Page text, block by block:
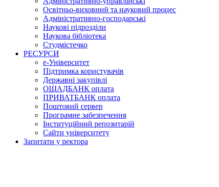
Освітньо-виховний та науковий процес
Адміністративно-господарські
Наукові підрозділи
Наукова бібліотека
Студмістечко
РЕСУРСИ
е-Університет
Підтримка користувачів
Державні закупівлі
ОЩАДБАНК оплата
ПРИВАТБАНК оплата
Поштовий сервер
Програмне забезпечення
Інституційний репозитарій
Сайти університету
Запитати у ректора